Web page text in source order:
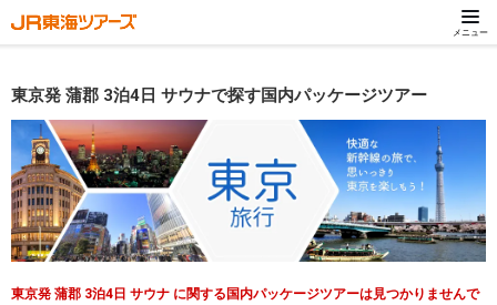
メニュー
東京発 蒲郡 3泊4日 サウナで探す国内パッケージツアー
東京発 蒲郡 3泊4日 サウナ に関する国内パッケージツアーは見つかりませんで